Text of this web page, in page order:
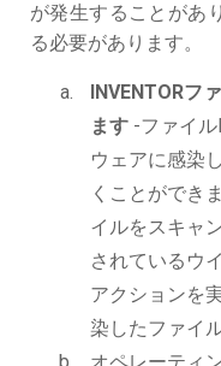
が発生することがあり
る必要があります。
INVENTORフ
ます -ファイ
ウェアに感染
くことができ
イルをスキャ
されているウ
アクションを
染したファイ